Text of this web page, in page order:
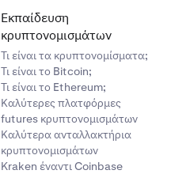
Εκπαίδευση
κρυπτονομισμάτων
Τι είναι τα κρυπτονομίσματα;
Τι είναι το Bitcoin;
Τι είναι το Ethereum;
Καλύτερες πλατφόρμες
futures κρυπτονομισμάτων
Καλύτερα ανταλλακτήρια
κρυπτονομισμάτων
Kraken έναντι Coinbase